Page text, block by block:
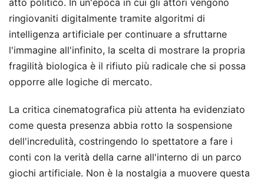
atto politico. In un'epoca in cui gli attori vengono
ringiovaniti digitalmente tramite algoritmi di
intelligenza artificiale per continuare a sfruttarne
l'immagine all'infinito, la scelta di mostrare la propria
fragilità biologica è il rifiuto più radicale che si possa
opporre alle logiche di mercato.
La critica cinematografica più attenta ha evidenziato
come questa presenza abbia rotto la sospensione
dell'incredulità, costringendo lo spettatore a fare i
conti con la verità della carne all'interno di un parco
giochi artificiale. Non è la nostalgia a muovere questa